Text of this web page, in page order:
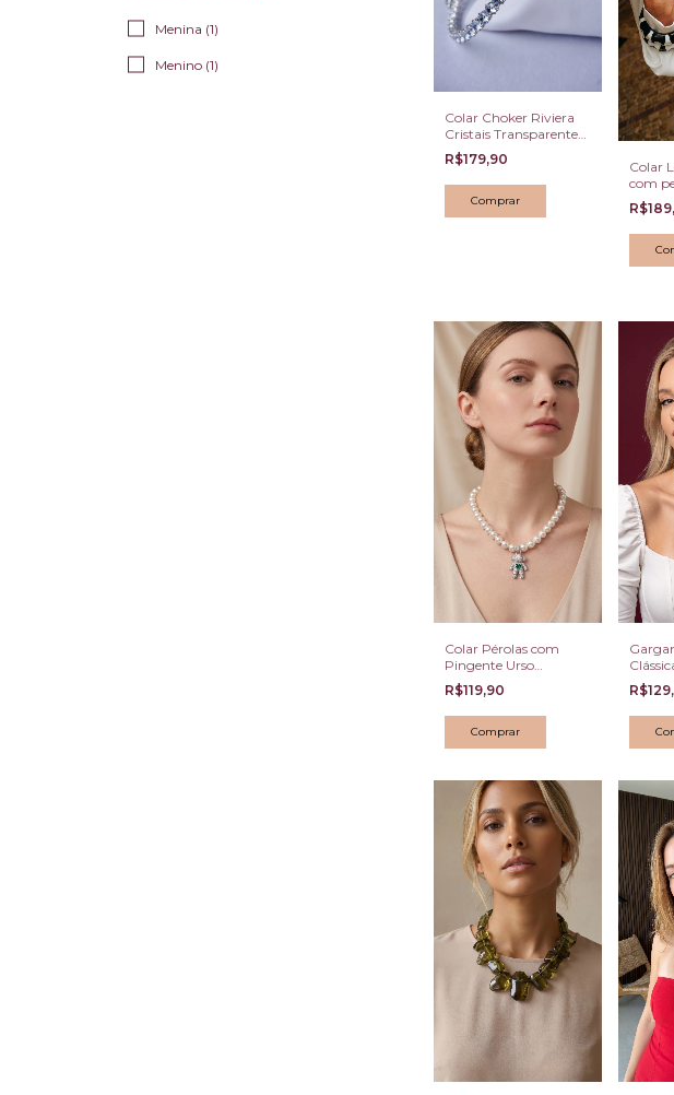
Menina (1)
Menino (1)
Colar Choker Riviera
Cristais Transparentes
Prateado
R$179,90
Colar
com
Colar Pérolas com
Pingente Urso
Cravejado Zircônias e
Coração Verde
R$119,90
Comprar